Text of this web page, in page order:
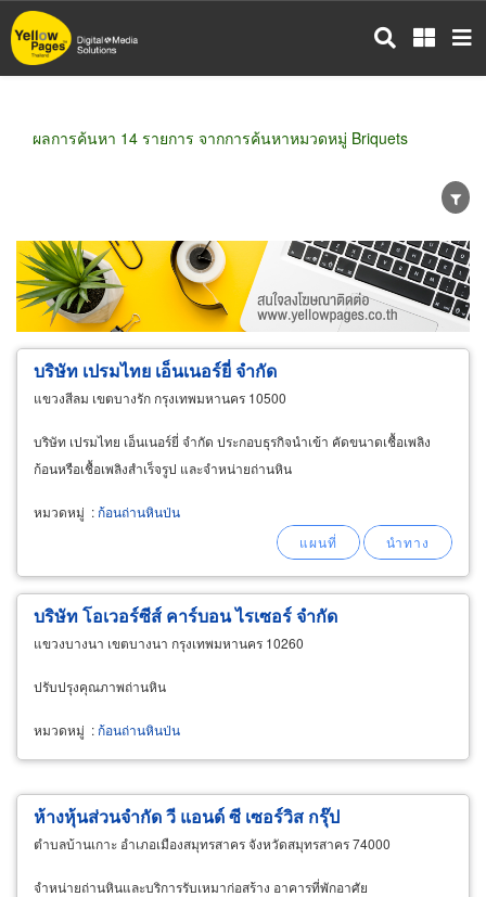
ข้าม
ไป
ผลการค้นหา 14 รายการ จากการค้นหาหมวดหมู่ Briquets
ขายส่ง ขายปลีก ผู้ผลิต
ตัวแทนจัดจำหน่าย
ผู้ส่งออก/นำเข้า
ธุรกิจบริการ
บริษัท เปรมไทย เอ็นเนอร์ยี่ จำกัด
แขวงสีลม เขตบางรัก กรุงเทพมหานคร 10500
บริษัท เปรมไทย เอ็นเนอร์ยี่ จำกัด ประกอบธุรกิจนำเข้า คัดขนาดเชื้อเพลิง
ก้อนหรือเชื้อเพลิงสำเร็จรูป และจำหน่ายถ่านหิน
หมวดหมู่ : ก้อนถ่านหินป่น
บริษัท โอเวอร์ซีส์ คาร์บอน ไรเซอร์ จำกัด
แขวงบางนา เขตบางนา กรุงเทพมหานคร 10260
ปรับปรุงคุณภาพถ่านหิน
หมวดหมู่ : ก้อนถ่านหินป่น
ห้างหุ้นส่วนจำกัด วี แอนด์ ซี เซอร์วิส กรุ๊ป
ตำบลบ้านเกาะ อำเภอเมืองสมุทรสาคร จังหวัดสมุทรสาคร 74000
จำหน่ายถ่านหินและบริการรับเหมาก่อสร้าง อาคารที่พักอาศัย